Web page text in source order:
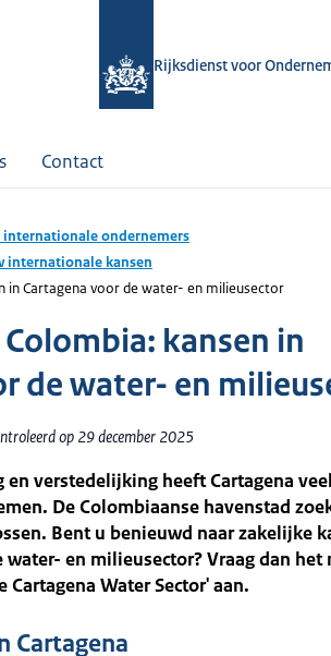
Rijksdienst voor
Contact
ondernemers
internationale kansen
in Cartagena voor de water- en milieusector
kansen in
de water- en
op 29 december 2025
verstedelijking heeft Cartagena
De Colombiaanse havenstad
Bent u benieuwd naar zakelijke
en milieusector? Vraag dan
Water Sector' aan.
Cartagena